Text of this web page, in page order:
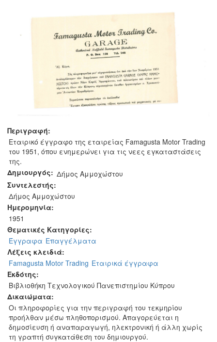
Περιγραφή:
Εταιρικό έγγραφο της εταιρείας Famagusta Motor Trading
του 1951, όπου ενημερώνει για τις νεες εγκαταστάσεις
της.
Δημιουργός: Δήμος Αμμοχώστου
Συντελεστής:
Δήμος Αμμοχώστου
Ημερομηνία:
1951
Θεματικές Κατηγορίες:
Έγγραφα Επαγγέλματα
Λέξεις κλειδιά:
Famagusta Motor Trading Εταιρικά έγγραφα
Εκδότης:
Βιβλιοθήκη Τεχνολογικού Πανεπιστημίου Κύπρου
Δικαιώματα:
Οι πληροφορίες για την περιγραφή του τεκμηρίου
προήλθαν μέσω πληθοπορισμού. Απαγορεύεται η
δημοσίευση ή αναπαραγωγή, ηλεκτρονική ή άλλη χωρίς
τη γραπτή συγκατάθεση του δημιουργού.